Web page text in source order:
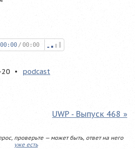
00:00 / 00:00
podcast
UWP - Выпуск 468 »
проверьте — может быть, ответ на него
уже есть